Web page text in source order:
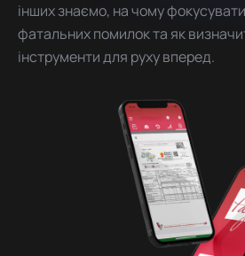
інших знаємо, на чому
фатальних помилок та як
інструменти для руху вперед.